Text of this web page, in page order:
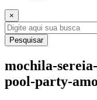
×
Pesquisar
mochila-
pool-party-